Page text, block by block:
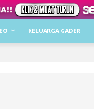
KELUARGA GADER